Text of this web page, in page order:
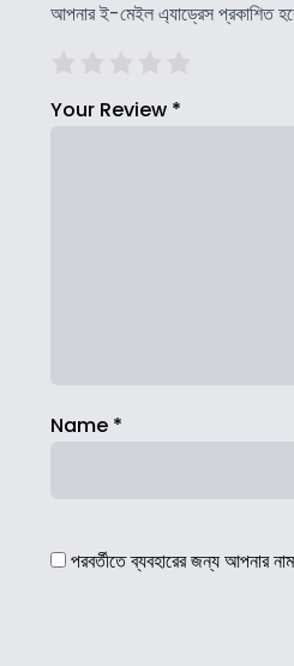
আপনার ই-মেইল এ্যাড্রেস প্রকাশিত
Your Review *
Name *
পরবর্তীতে ব্যবহারের জন্য আপনার